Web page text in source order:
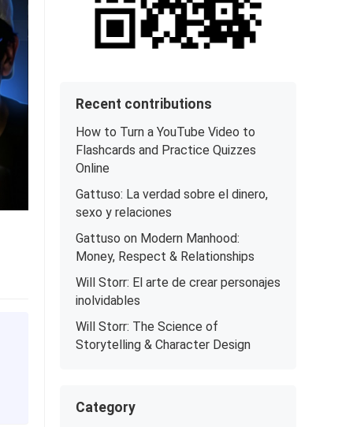
Recent contributions
How to Turn a YouTube Video to
Flashcards and Practice Quizzes
Online
Gattuso: La verdad sobre el dinero,
sexo y relaciones
Gattuso on Modern Manhood:
Money, Respect & Relationships
Will Storr: El arte de crear personajes
inolvidables
Will Storr: The Science of
Storytelling & Character Design
Category